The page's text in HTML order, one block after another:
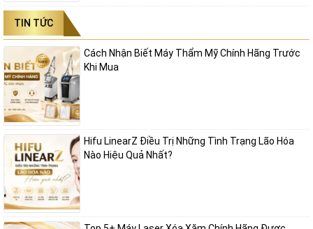
TIN TỨC
Cách Nhận Biết Máy Thẩm Mỹ Chính Hãng Trước
Khi Mua
Hifu LinearZ Điều Trị Những Tình Trạng Lão Hóa
Nào Hiệu Quả Nhất?